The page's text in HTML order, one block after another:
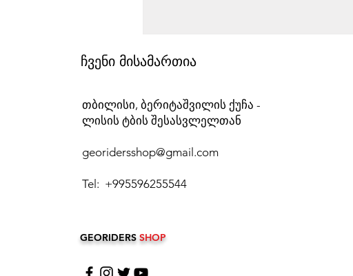
ჩვენი მისამართია
თბილისი, ბერიტაშვილის ქუჩა -
ლისის ტბის შესასვლელთან
georidersshop@gmail.com
Tel: +995596255544
GEORIDERS SHOP